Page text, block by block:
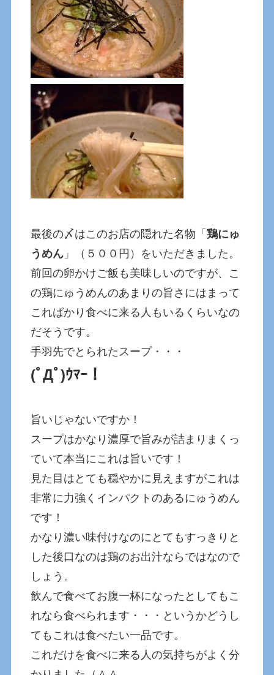
最後の〆はこのお店の隠れた名物「鶏にゅ
うめん 」（５００円）をいただきました。
前回の卵かけご飯も美味しいのですが、こ
の鶏にゅうめんのあまりの旨さにはまって
こればかり食べに来る人もいるくらいなの
だそうです。
手羽先でとられたスープ・・・
(ﾟДﾟ)ｳﾏｰ！
旨いじゃないですか！
スープはかなり濃厚で旨みが詰まりまくっ
ていて本当にこれは旨いです！
見た目はとても穏やかに見えますがこれは
非常に力強くインパクトのあるにゅうめん
です！
かなり濃い味付けなのにとてもすっきりと
した後口なのは鶏のお出汁ならではなので
しょう。
飲んで食べてお腹一杯になったとしてもこ
れなら食べられます・・・というかどうし
てもこれは食べたい一品です。
これだけを食べに来る人の気持ちがよく分